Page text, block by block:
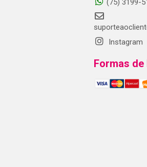
(75) 3199-
Instagram
Formas